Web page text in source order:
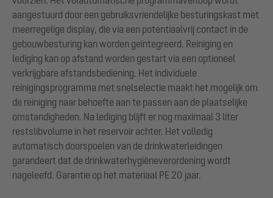
aangestuurd door een gebruiksvriendelijke besturingskast met
meerregelige display, die via een potentiaalvrij contact in de
gebouwbesturing kan worden geïntegreerd. Reiniging en
lediging kan op afstand worden gestart via een optioneel
verkrijgbare afstandsbediening. Het individuele
reinigingsprogramma met snelselectie maakt het mogelijk om
de reiniging naar behoefte aan te passen aan de plaatselijke
omstandigheden. Na lediging blijft er nog maximaal 3 liter
restslibvolume in het reservoir achter. Het volledig
automatisch doorspoelen van de drinkwaterleidingen
garandeert dat de drinkwaterhygiëneverordening wordt
nageleefd. Garantie op het materiaal PE 20 jaar.